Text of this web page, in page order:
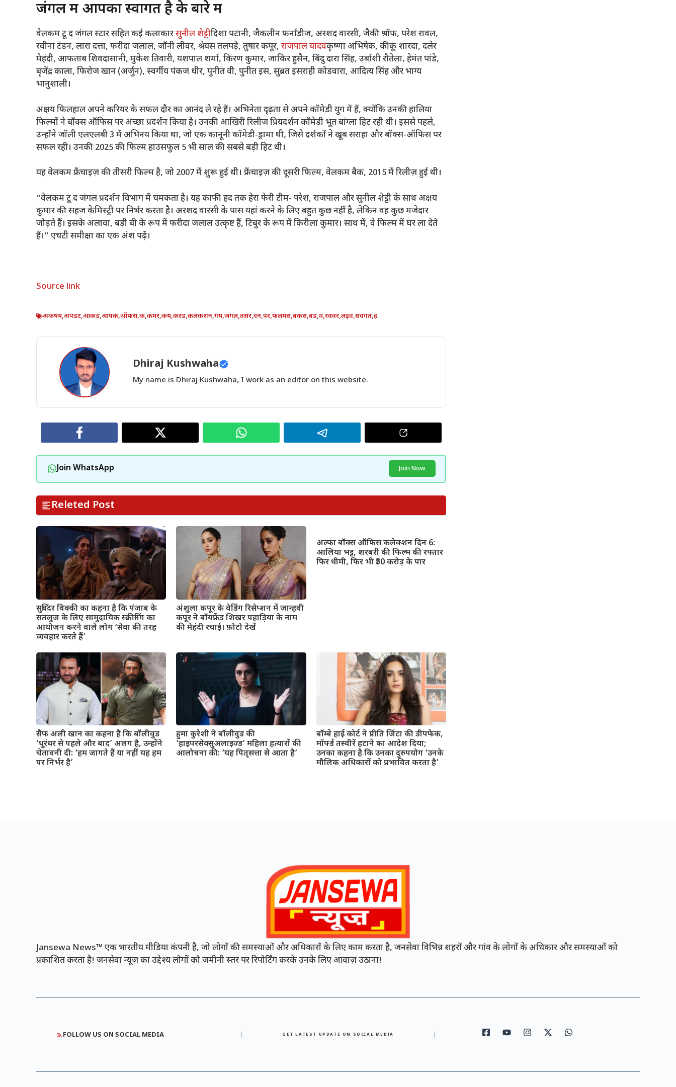
जंगल में आपका स्वागत है के बारे में
वेलकम टू द जंगल स्टार सहित कई कलाकारसुनील शेट्टीदिशा पटानी, जैकलीन फर्नांडीज, अरशद वारसी, जैकी श्रॉफ, परेश रावल,
रवीना टंडन, लारा दत्ता, फरीदा जलाल, जॉनी लीवर, श्रेयस तलपड़े, तुषार कपूर, राजपाल यादवकृष्णा अभिषेक, कीकू शारदा, दलेर
मेहंदी, आफताब शिवदासानी, मुकेश तिवारी, यशपाल शर्मा, किरण कुमार, जाकिर हुसैन, बिंदु दारा सिंह, उर्बाशी रौतेला, हेमंत पांडे,
बृजेंद्र काला, फिरोज खान (अर्जुन), स्वर्गीय पंकज धीर, पुनीत वी, पुनीत इस, सुब्रत इसराही कोडवारा, आदित्य सिंह और भाग्य
भानुशाली।
अक्षय फिलहाल अपने करियर के सफल दौर का आनंद ले रहे हैं। अभिनेता दृढ़ता से अपने कॉमेडी युग में हैं, क्योंकि उनकी हालिया
फिल्मों ने बॉक्स ऑफिस पर अच्छा प्रदर्शन किया है। उनकी आखिरी रिलीज प्रियदर्शन कॉमेडी भूत बांग्ला हिट रही थी। इससे पहले,
उन्होंने जॉली एलएलबी 3 में अभिनय किया था, जो एक कानूनी कॉमेडी-ड्रामा थी, जिसे दर्शकों ने खूब सराहा और बॉक्स-ऑफिस पर
सफल रही। उनकी 2025 की फिल्म हाउसफुल 5 भी साल की सबसे बड़ी हिट थी।
यह वेलकम फ्रैंचाइज़ की तीसरी फिल्म है, जो 2007 में शुरू हुई थी। फ्रैंचाइज़ की दूसरी फिल्म, वेलकम बैक, 2015 में रिलीज़ हुई थी।
“वेलकम टू द जंगल प्रदर्शन विभाग में चमकता है। यह काफी हद तक हेरा फेरी टीम- परेश, राजपाल और सुनील शेट्टी के साथ अक्षय
कुमार की सहज केमिस्ट्री पर निर्भर करता है। अरशद वारसी के पास यहां करने के लिए बहुत कुछ नहीं है, लेकिन वह कुछ मजेदार
जोड़ते हैं। इसके अलावा, बड़ी बी के रूप में फरीदा जलाल उत्कृष्ट हैं, टिबुर के रूप में किरीला कुमार। साथ में, वे फिल्म में घर ला देते
हैं।” एचटी समीक्षा का एक अंश पढ़ें।
Source link
अकषय,अपडट,आकड,आपक,ऑफस,क,कमर,कय,करड,कलकशन,गय,जगल,तसर,दन,पर,फलमस,बकस,बड,म,रववर,लइव,सवगत,ह
Dhiraj Kushwaha
My name is Dhiraj Kushwaha, I work as an editor on this website.
Join WhatsApp Join Now
Releted Post
सुबिंदर विक्की का कहना है कि पंजाब के
सतलुज के लिए सामुदायिक स्क्रीनिंग का
आयोजन करने वाले लोग ‘सेवा की तरह
व्यवहार करते हैं’
अंशुला कपूर के वेडिंग रिसेप्शन में जान्हवी
कपूर ने बॉयफ्रेंड शिखर पहाड़िया के नाम
की मेहंदी रचाई। फ़ोटो देखें
अल्फा बॉक्स ऑफिस कलेक्शन दिन 6:
आलिया भट्ट, शरबरी की फिल्म की रफ्तार
फिर धीमी, फिर भी ₹50 करोड़ के पार
सैफ अली खान का कहना है कि बॉलीवुड
‘धुरंधर से पहले और बाद’ अलग है, उन्होंने
चेतावनी दी: ‘हम जागते हैं या नहीं यह हम
पर निर्भर है’
हुमा कुरेशी ने बॉलीवुड की
‘हाइपरसेक्सुअलाइज्ड’ महिला हत्यारों की
आलोचना की: ‘यह पितृसत्ता से आता है’
बॉम्बे हाई कोर्ट ने प्रीति जिंटा की डीपफेक,
मॉर्फ्ड तस्वीरें हटाने का आदेश दिया;
उनका कहना है कि उनका दुरुपयोग ‘उनके
मौलिक अधिकारों को प्रभावित करता है’
Jansewa News™ एक भारतीय मीडिया कंपनी है, जो लोगों की समस्याओं और अधिकारों के लिए काम करता है, जनसेवा विभिन्न शहरों और गांव के लोगों के अधिकार और समस्याओं को
प्रकाशित करता है! जनसेवा न्यूज़ का उद्देश्य लोगों को जमीनी स्तर पर रिपोर्टिंग करके उनके लिए आवाज़ उठाना!
FOLLOW US ON SOCIAL MEDIA GET LATEST UPDATE ON SOCIAL MEDIA